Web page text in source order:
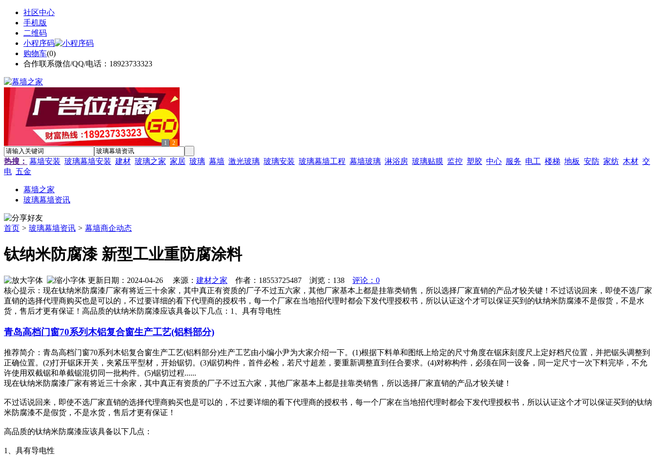
社区中心
手机版
二维码
小程序码
购物车(0)
合作联系微信/QQ/电话：18923733323
1 2
热搜： 幕墙安装 玻璃幕墙安装 建材 玻璃之家 家居 玻璃 幕墙 激光玻璃 玻璃安装 玻璃幕墙工程 幕墙玻璃 淋浴房 玻璃贴膜 监控 塑胶 中心 服务 电工 楼梯 地板 安防 家纺 木材 交
电 五金
幕墙之家
玻璃幕墙资讯
首页 > 玻璃幕墙资讯 > 幕墙商企动态
钛纳米防腐漆 新型工业重防腐涂料
更新日期：2024-04-26 来源： 建材之家 作者：18553725487 浏览： 138
评论：0
核心提示：现在钛纳米防腐漆厂家有将近三十余家，其中真正有资质的厂子不过五六家，其他厂家基本上都是挂靠类销售，所以选择厂家直销的产品才较关键！不过话说回来，即使不选厂家
直销的选择代理商购买也是可以的，不过要详细的看下代理商的授权书，每一个厂家在当地招代理时都会下发代理授权书，所以认证这个才可以保证买到的钛纳米防腐漆不是假货，不是水
货，售后才更有保证！高品质的钛纳米防腐漆应该具备以下几点：1、具有导电性
青岛高档门窗70系列木铝复合窗生产工艺(铝料部分)
推荐简介：青岛高档门窗70系列木铝复合窗生产工艺(铝料部分)生产工艺由小编小尹为大家介绍一下。(1)根据下料单和图纸上给定的尺寸角度在锯床刻度尺上定好档尺位置，并把锯头调整到
正确位置。(2)打开锯床开关，夹紧压平型材，开始锯切。(3)锯切构件，首件必检，若尺寸超差，要重新调整直到任合要求。(4)对称构件，必须在同一设备，同一定尺寸一次下料完毕，不允
许使用双截锯和单截锯混切同一批构件。(5)锯切过程......
现在钛纳米防腐漆厂家有将近三十余家，其中真正有资质的厂子不过五六家，其他厂家基本上都是挂靠类销售，所以选择厂家直销的产品才较关键！
不过话说回来，即使不选厂家直销的选择代理商购买也是可以的，不过要详细的看下代理商的授权书，每一个厂家在当地招代理时都会下发代理授权书，所以认证这个才可以保证买到的钛纳
米防腐漆不是假货，不是水货，售后才更有保证！
高品质的钛纳米防腐漆应该具备以下几点：
1、具有导电性